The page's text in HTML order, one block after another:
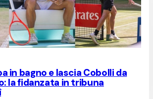
in bagno e lascia Cobolli da
la fidanzata in tribuna